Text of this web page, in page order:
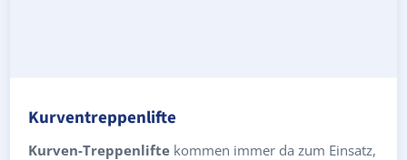
Kurventreppenlifte
Kurven-Treppenlifte kommen immer da zum Einsatz,